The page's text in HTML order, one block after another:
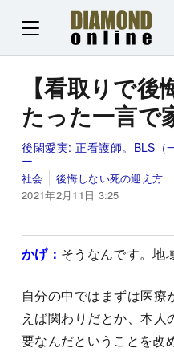
【看取りで
たった一言で
後閑愛実:正看護師。BLS（
ー
社会
後悔しない死の迎え方
2021年2月11日 3:25
かげ： そうなんです。地
自分の中ではまずは医
えば関わりだとか、本
要なんだということを改